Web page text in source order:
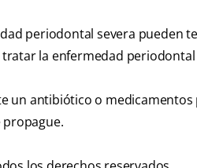
periodontal severa pueden
tratar la enfermedad
un antibiótico o
propague.